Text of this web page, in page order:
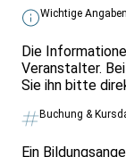
Wichtige Angaben
Die
Veranstalter.
Sie ihn bitte
Buchung &
Ein